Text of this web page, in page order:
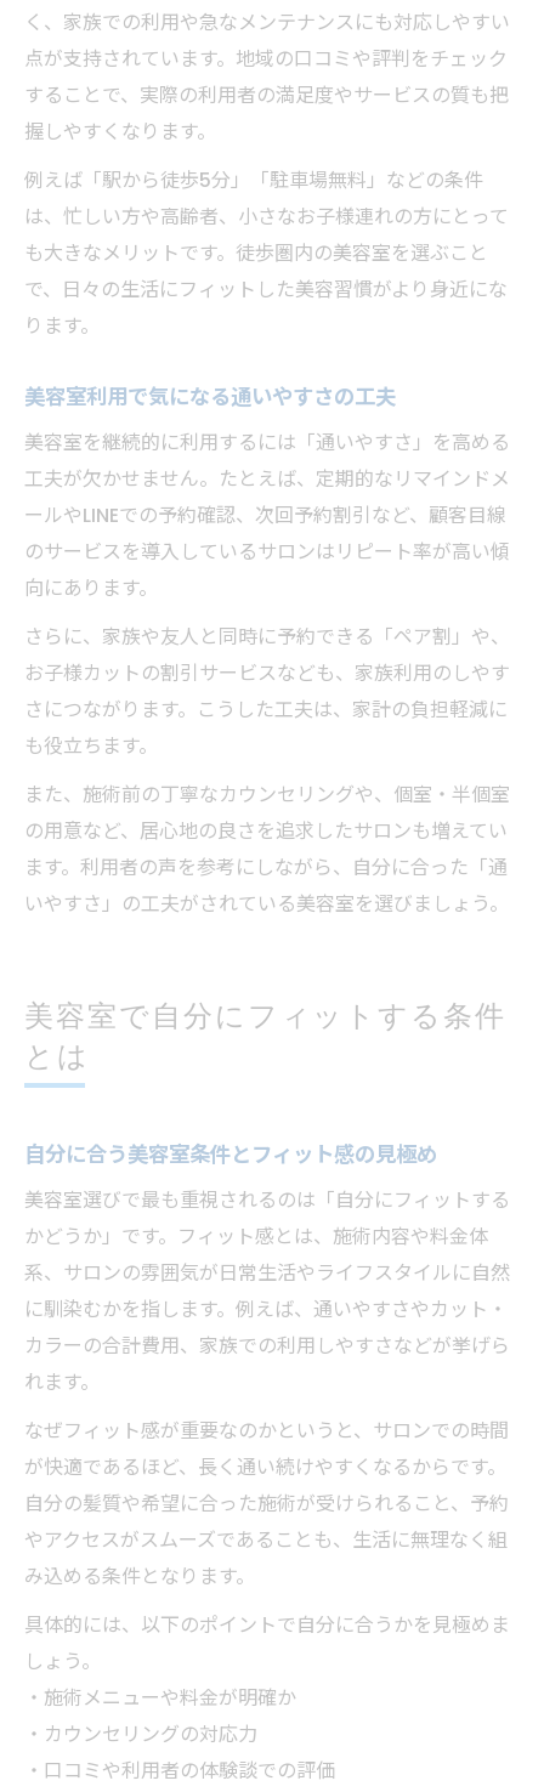
く、家族での利用や急なメンテナンスにも対応しやすい
点が支持されています。地域の口コミや評判をチェック
することで、実際の利用者の満足度やサービスの質も把
握しやすくなります。
例えば「駅から徒歩5分」「駐車場無料」などの条件
は、忙しい方や高齢者、小さなお子様連れの方にとって
も大きなメリットです。徒歩圏内の美容室を選ぶこと
で、日々の生活にフィットした美容習慣がより身近にな
ります。
美容室利用で気になる通いやすさの工夫
美容室を継続的に利用するには「通いやすさ」を高める
工夫が欠かせません。たとえば、定期的なリマインドメ
ールやLINEでの予約確認、次回予約割引など、顧客目線
のサービスを導入しているサロンはリピート率が高い傾
向にあります。
さらに、家族や友人と同時に予約できる「ペア割」や、
お子様カットの割引サービスなども、家族利用のしやす
さにつながります。こうした工夫は、家計の負担軽減に
も役立ちます。
また、施術前の丁寧なカウンセリングや、個室・半個室
の用意など、居心地の良さを追求したサロンも増えてい
ます。利用者の声を参考にしながら、自分に合った「通
いやすさ」の工夫がされている美容室を選びましょう。
美容室で自分にフィットする条件
とは
自分に合う美容室条件とフィット感の見極め
美容室選びで最も重視されるのは「自分にフィットする
かどうか」です。フィット感とは、施術内容や料金体
系、サロンの雰囲気が日常生活やライフスタイルに自然
に馴染むかを指します。例えば、通いやすさやカット・
カラーの合計費用、家族での利用しやすさなどが挙げら
れます。
なぜフィット感が重要なのかというと、サロンでの時間
が快適であるほど、長く通い続けやすくなるからです。
自分の髪質や希望に合った施術が受けられること、予約
やアクセスがスムーズであることも、生活に無理なく組
み込める条件となります。
具体的には、以下のポイントで自分に合うかを見極めま
しょう。
・施術メニューや料金が明確か
・カウンセリングの対応力
・口コミや利用者の体験談での評価